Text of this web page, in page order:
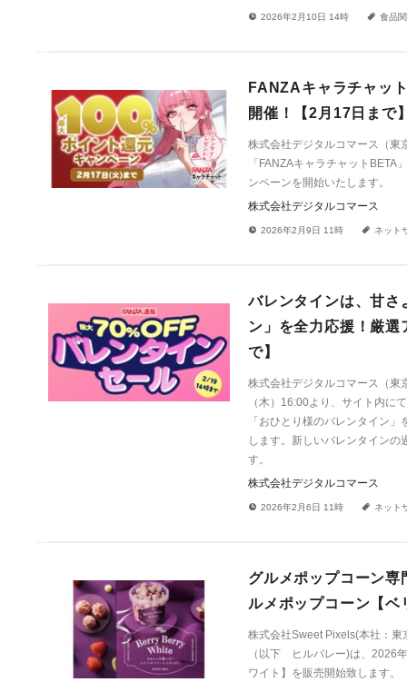
! 2026年2月10日 14時 a 食品
FANZAキャラチャッ
開催！【2月17日まで
株式会社デジタルコマース（東
「FANZAキャラチャット
ンペーンを開始いたします。
株式会社デジタルコマース
! 2026年2月9日 11時 a ネット
バレンタインは、甘
ン」を全力応援！厳
で】
株式会社デジタルコマース（東
（木）16:00より、サイト内に
「おひとり様のバレンタイン
します。新しいバレンタインの
す。
株式会社デジタルコマース
! 2026年2月6日 11時 a ネット
グルメポップコーン
ルメポップコーン【
株式会社Sweet Pixels(本社：
（以下 ヒルバレー)は、2026
ワイト】を販売開始致します。